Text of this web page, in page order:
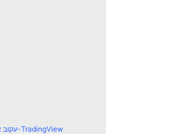
עקוב אחר כל השווקים ב-TradingView